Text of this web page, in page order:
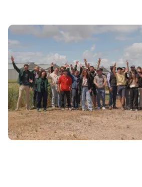
🎬 Clap de Champs 2026 : une
placée sous le signe de
Le 2 juin dernier, la station de
d'expérimentation ARVALIS
accueilli la remise des prix de la 6e
09 JUIN 2026